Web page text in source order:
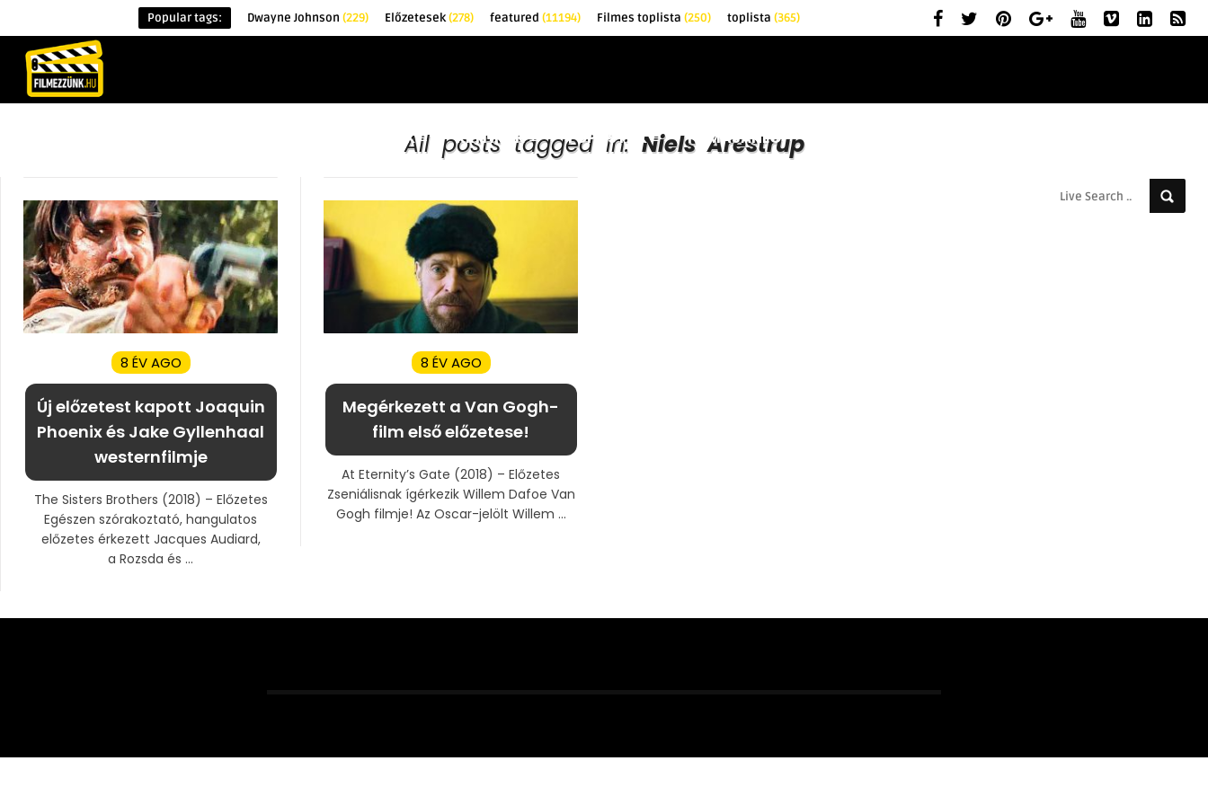
Popular tags: Dwayne Johnson (229) Előzetesek(278) featured (11194) Filmes toplista (250) toplista (365)
ÉRDEKESSÉGEK KRITIKÁK TOPLISTÁK FILMAJÁNLÓ
All posts tagged in: Niels Arestrup
8 ÉV AGO
Új előzetest kapott Joaquin
Phoenix és Jake Gyllenhaal
westernfilmje
The Sisters Brothers (2018) – Előzetes
Egészen szórakoztató, hangulatos
előzetes érkezett Jacques Audiard,
a Rozsda és ...
8 ÉV AGO
Megérkezett a Van Gogh-
film első előzetese!
At Eternity’s Gate (2018) – Előzetes
Zseniálisnak ígérkezik Willem Dafoe Van
Gogh filmje! Az Oscar-jelölt Willem ...